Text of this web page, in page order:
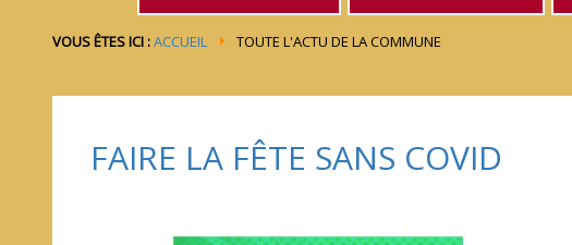
VOUS ÊTES ICI :ACCUEIL TOUTE L'ACTU DE LA COMMUNE
FAIRE LA FÊTE SANS COVID